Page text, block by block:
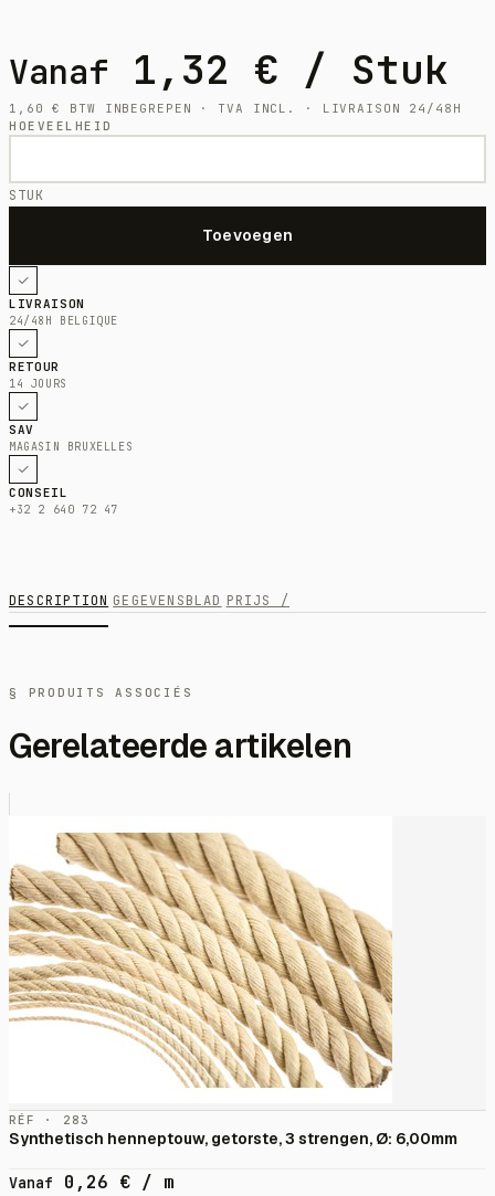
Vanaf 1,32 € / Stuk
1,60€
BTW INBEGREPEN · TVA INCL. · LIVRAISON 24/48H
HOEVEELHEID
STUK
LIVRAISON
24/48H BELGIQUE
RETOUR
14 JOURS
SAV
MAGASIN BRUXELLES
CONSEIL
+32 2 640 72 47
DESCRIPTION GEGEVENSBLAD PRIJS /
§ PRODUITS ASSOCIÉS
Gerelateerde artikelen
RÉF · 283
Synthetisch henneptouw, getorste, 3 strengen, Ø: 6,00mm
Vanaf 0,26 € / m